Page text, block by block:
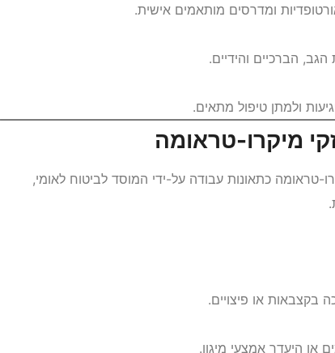
ומדרסים מותאמים אישית.
הברכיים והידיים.
ולמתן טיפול מתאים.
מיקרו-טראומה
טראומה כתאונות עבודה על-ידי המוסד לביטוח לאומי,
בקצבאות או פיצויים.
או היעדר אמצעי מיגון.